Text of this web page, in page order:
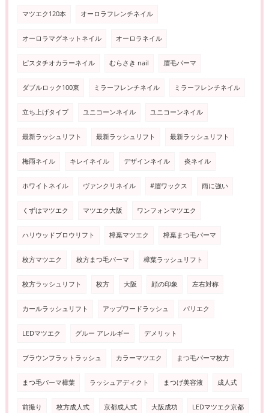
マツエク120本 オーロラフレンチネイル
オーロラマグネットネイル オーロラネイル
ピスタチオカラーネイル むらさき nail 眉毛パーマ
ダブルロック100束 ミラーフレンチネイル ミラーフレンチネイル
立ち上げタイプ ユニコーンネイル ユニコーンネイル
最新ラッシュリフト 最新ラッシュリフト 最新ラッシュリフト
梅雨ネイル キレイネイル デザインネイル 炎ネイル
ホワイトネイル ヴァンクリネイル #眉ワックス 雨に強い
くずはマツエク マツエク大阪 ワンフォンマツエク
ハリウッドブロウリフト 樟葉マツエク 樟葉まつ毛パーマ
枚方マツエク 枚方まつ毛パーマ 樟葉ラッシュリフト
枚方ラッシュリフト 枚方 大阪 顔の印象 左右対称
カールラッシュリフト アップワードラッシュ パリエク
LEDマツエク グルー アレルギー デメリット
ブラウンフラットラッシュ カラーマツエク まつ毛パーマ枚方
まつ毛パーマ樟葉 ラッシュアディクト まつげ美容液 成人式
前撮り 枚方成人式 京都成人式 大阪成功 LEDマツエク京都